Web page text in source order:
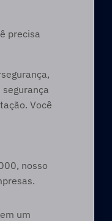
precisa
Você
nosso
um